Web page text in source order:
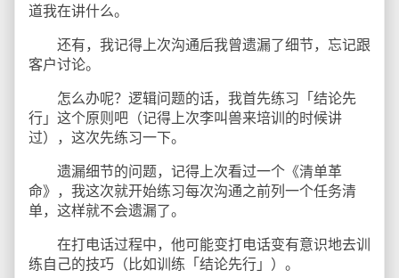
道我在讲什么。
还有，我记得上次沟通后我曾遗漏了细节，忘记跟
客户讨论。
怎么办呢？逻辑问题的话，我首先练习「结论先
行」这个原则吧（记得上次李叫兽来培训的时候讲
过），这次先练习一下。
遗漏细节的问题，记得上次看过一个《清单革
命》，我这次就开始练习每次沟通之前列一个任务清
单，这样就不会遗漏了。
在打电话过程中，他可能变打电话变有意识地去训
练自己的技巧（比如训练「结论先行」）。